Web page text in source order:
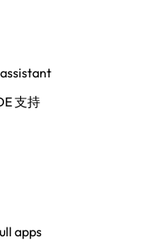
支持
apps